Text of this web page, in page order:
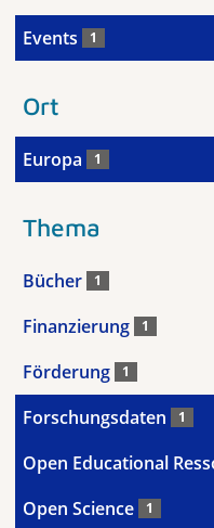
Events 1
Ort
Europa 1
Thema
Bücher 1
Finanzierung 1
Förderung 1
Forschungsdaten 1
Open Educational
Open Science 1